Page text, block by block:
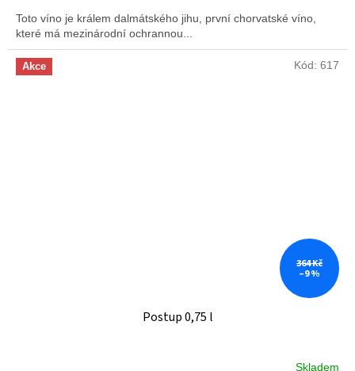
Toto víno je králem dalmátského jihu, první chorvatské víno,
které má mezinárodní ochrannou...
Akce
364 Kč
–9 %
Postup 0,75 l
Skladem
Kód: 617